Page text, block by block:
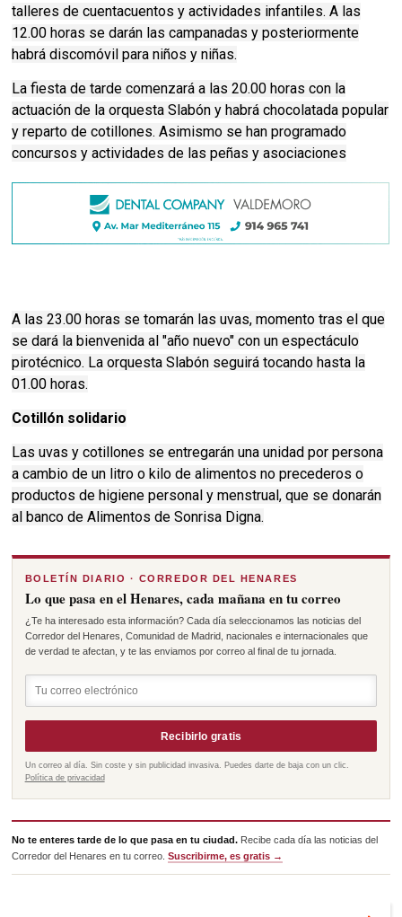
talleres de cuentacuentos y actividades infantiles. A las
12.00 horas se darán las campanadas y posteriormente
habrá discomóvil para niños y niñas.
La fiesta de tarde comenzará a las 20.00 horas con la
actuación de la orquesta Slabón y habrá chocolatada popular
y reparto de cotillones. Asimismo se han programado
concursos y actividades de las peñas y asociaciones
A las 23.00 horas se tomarán las uvas, momento tras el que
se dará la bienvenida al "año nuevo" con un espectáculo
pirotécnico. La orquesta Slabón seguirá tocando hasta la
01.00 horas.
Cotillón solidario
Las uvas y cotillones se entregarán una unidad por persona
a cambio de un litro o kilo de alimentos no precederos o
productos de higiene personal y menstrual, que se donarán
al banco de Alimentos de Sonrisa Digna.
BOLETÍN DIARIO · CORREDOR DEL HENARES
Lo que pasa en el Henares, cada mañana en tu correo
¿Te ha interesado esta información? Cada día seleccionamos las noticias del
Corredor del Henares, Comunidad de Madrid, nacionales e internacionales que
de verdad te afectan, y te las enviamos por correo al final de tu jornada.
Recibirlo gratis
Un correo al día. Sin coste y sin publicidad invasiva. Puedes darte de baja con un clic.
Política de privacidad
No te enteres tarde de lo que pasa en tu ciudad. Recibe cada día las noticias del
Corredor del Henares en tu correo.Suscribirme, es gratis →